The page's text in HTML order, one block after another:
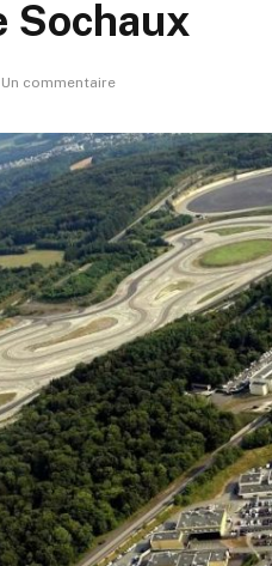
Sochaux
Un commentaire